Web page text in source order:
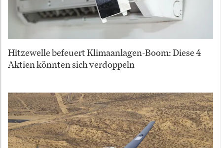
Hitzewelle befeuert Klimaanlagen-Boom: Diese 4
Aktien könnten sich verdoppeln